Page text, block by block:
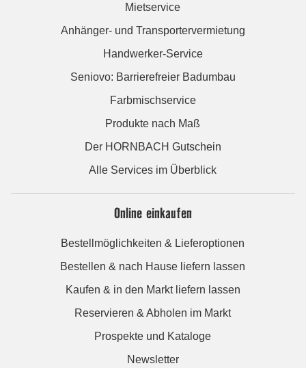
Mietservice
Anhänger- und Transportervermietung
Handwerker-Service
Seniovo: Barrierefreier Badumbau
Farbmischservice
Produkte nach Maß
Der HORNBACH Gutschein
Alle Services im Überblick
Online einkaufen
Bestellmöglichkeiten & Lieferoptionen
Bestellen & nach Hause liefern lassen
Kaufen & in den Markt liefern lassen
Reservieren & Abholen im Markt
Prospekte und Kataloge
Newsletter